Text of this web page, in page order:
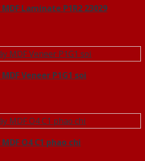
Laminate P1R2 23029
Veneer P1G1 soi
O4 C1 phao chi